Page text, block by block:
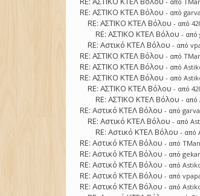
RE: ΑΣΤΙΚΟ ΚΤΕΛ Βόλου - από
RE: ΑΣΤΙΚΟ ΚΤΕΛ Βόλου - από
RE: ΑΣΤΙΚΟ ΚΤΕΛ Βόλου - από
RE: Αστικό ΚΤΕΛ Βόλου - από
RE: ΑΣΤΙΚΟ ΚΤΕΛ Βόλου - από
RE: ΑΣΤΙΚΟ ΚΤΕΛ Βόλου - από
RE: ΑΣΤΙΚΟ ΚΤΕΛ Βόλου - από
RE: ΑΣΤΙΚΟ ΚΤΕΛ Βόλου - από
RE: ΑΣΤΙΚΟ ΚΤΕΛ Βόλου - από
RE: Αστικό ΚΤΕΛ Βόλου - από
RE: Αστικό ΚΤΕΛ Βόλου - από
RE: Αστικό ΚΤΕΛ Βόλου - από
RE: Αστικό ΚΤΕΛ Βόλου - από
RE: Αστικό ΚΤΕΛ Βόλου - από
RE: Αστικό ΚΤΕΛ Βόλου - από
RE: Αστικό ΚΤΕΛ Βόλου - από
RE: Αστικό ΚΤΕΛ Βόλου - από